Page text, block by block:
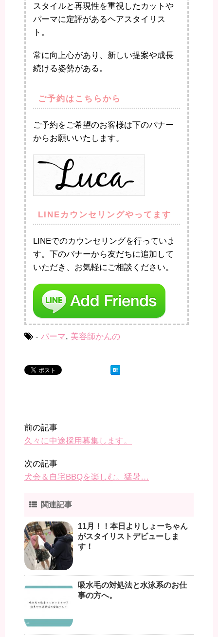
スタイルと再現性を重視したカットや
パーマに定評があるヘアスタイリス
ト。
常に向上心があり、新しい提案や成長
続ける姿勢がある。
ご予約はこちらから
ご予約をご希望のお客様は下のバナー
からお願いいたします。
LINEカウンセリングやってます
LINEでのカウンセリングを行っていま
す。下のバナーから友だちに追加して
いただき、お気軽にご相談ください。
- パーマ, 美容師かんの
前の記事
久々に中途採用募集します。
次の記事
犬会＆自宅BBQを楽しむ。猛暑…
関連記事
11月！！本日よりしょーちゃん
がスタイリストデビューしま
す！
吸水毛の対処法と水泳系のお仕
事の方へ。